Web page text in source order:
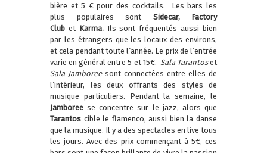
bière et 5 € pour des cocktails.
Les bars les
plus populaires sont Sidecar, Factory
Club et Karma. Ils sont fréquentés aussi bien
par les étrangers que les locaux des environs,
et cela pendant toute l’année. Le prix de l’entrée
varie en général entre 5 et 15€. Sala Tarantoset
Sala Jamboreesont connectées entre elles de
l’intérieur, les deux offrants des styles de
musique particuliers. Pendant la semaine, le
Jamboree se concentre sur le jazz, alors que
Tarantos cible le flamenco, aussi bien la danse
que la musique. Il y a des spectacles en live tous
les jours. Avec des prix commençant à 5€, ces